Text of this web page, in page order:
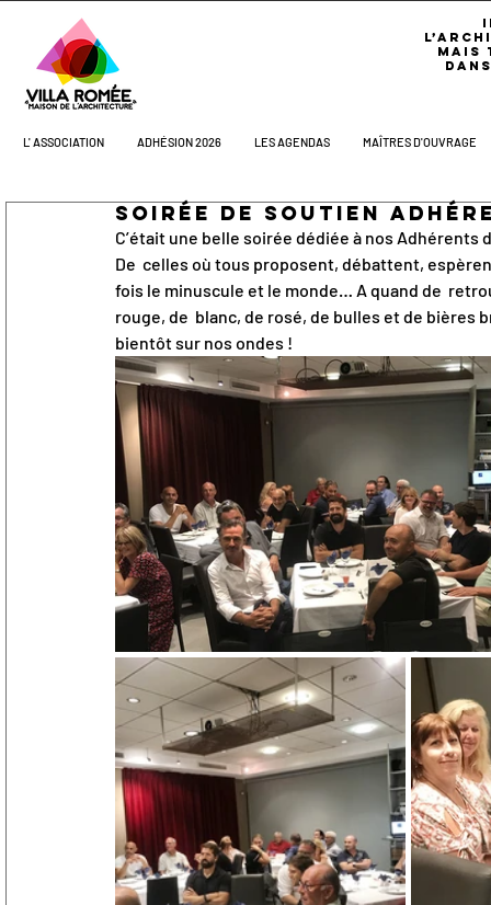
MAIS
L' ASSOCIATION ADHÉSION 2026 LES AGENDAS MAÎTRES D'OUVRAGE
Soirée de Soutien
C’était une belle soirée dédiée à nos Adhérents
De  celles où tous proposent, débattent,
fois le minuscule et le monde… A quand de
rouge, de  blanc, de rosé, de bulles et de bières
bientôt sur nos ondes !